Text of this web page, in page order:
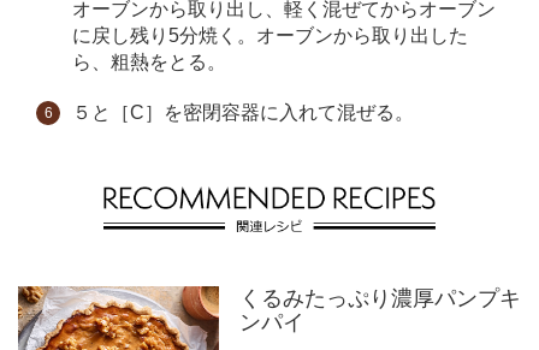
オーブンから取り出し、軽く混ぜてからオーブン
に戻し残り5分焼く。オーブンから取り出した
ら、粗熱をとる。
５と［C］を密閉容器に入れて混ぜる。
くるみたっぷり濃厚パンプキ
ンパイ